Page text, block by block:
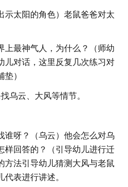
示太阳的角色）老鼠爸爸对太
上最神气人，为什么？（师幼
儿对话，这里反复几次练习对
）
乌云、大风等情节。
谁呀？（乌云）他会怎么对乌
样回答的？（引导幼儿进行迁
方法引导幼儿猜测大风与老鼠
表进行讲述。